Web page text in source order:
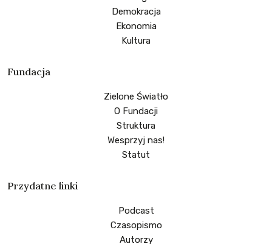
Demokracja
Ekonomia
Kultura
Fundacja
Zielone Światło
O Fundacji
Struktura
Wesprzyj nas!
Statut
Przydatne linki
Podcast
Czasopismo
Autorzy